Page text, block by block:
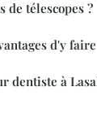
de télescopes ?
d'y
dentiste à